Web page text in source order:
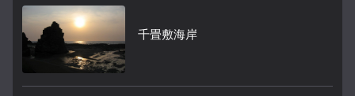
千畳敷海岸